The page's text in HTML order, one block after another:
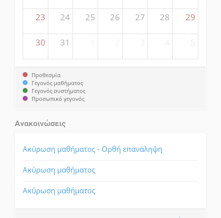
23 24 25 26 27 28 29
30 31 5
Προθεσμία
Γεγονός μαθήματος
Γεγονός συστήματος
Προσωπικό γεγονός
Ανακοινώσεις
Ακύρωση μαθήματος - Ορθή επανάληψη
Ακύρωση μαθήματος
Ακύρωση μαθήματος